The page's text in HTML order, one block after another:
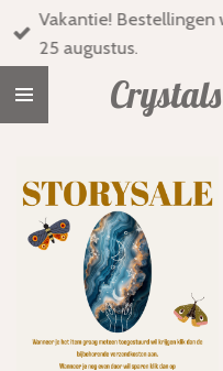
Ga
direct
Vakantie!
25 augustus.